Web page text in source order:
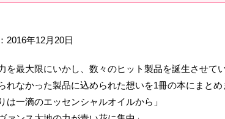
2016年12月20日
を最大限にいかし、数々のヒット製品を誕生させて
れなかった製品に込められた想いを1冊の本にまとめ
は一滴のエッセンシャルオイルから」